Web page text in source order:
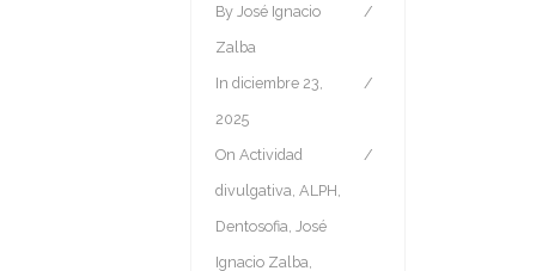
By José Ignacio
Zalba
In diciembre 23,
2025
On Actividad
divulgativa ALPH
Dentosofia
José
Ignacio Zalba